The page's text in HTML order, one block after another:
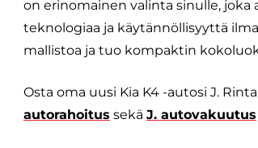
on erinomainen valinta sinulle, joka
teknologiaa ja käytännöllisyyttä
mallistoa ja tuo kompaktin
Osta oma uusi Kia K4 -autosi J.
autorahoitus sekä J. autovakuutus